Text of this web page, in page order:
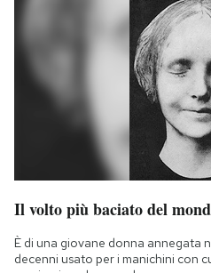
Il volto più baciato del
È di una giovane donna annegata
decenni usato per i manichini con